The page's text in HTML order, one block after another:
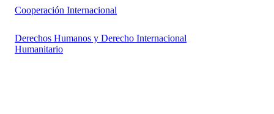
Cooperación Internacional
Derechos Humanos y Derecho Internacional
Humanitario